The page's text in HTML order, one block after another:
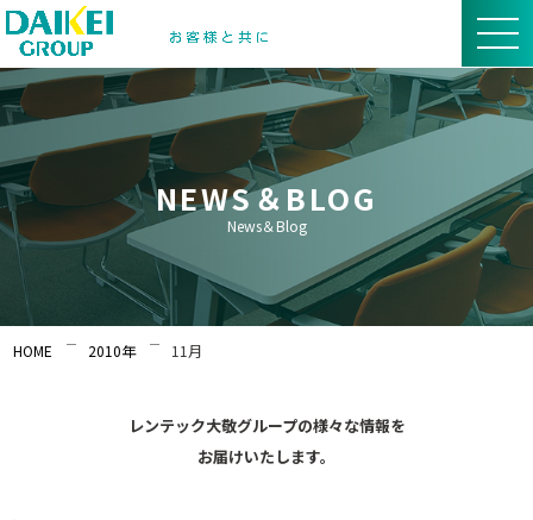
NEWS＆BLOG
News＆Blog
HOME 2010年 11月
レンテック大敬グループの様々な情報を
お届けいたします。